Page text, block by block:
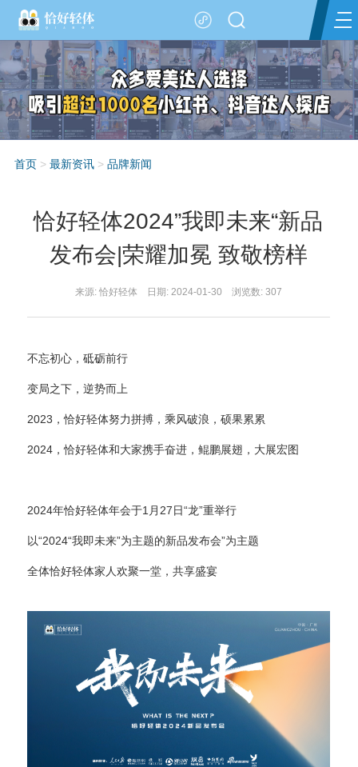
首页> 最新资讯> 品牌新闻
恰好轻体2024”我即未来“新品
发布会|荣耀加冕 致敬榜样
来源: 恰好轻体 日期: 2024-01-30 浏览数: 307
不忘初心，砥砺前行
变局之下，逆势而上
2023，恰好轻体努力拼搏，乘风破浪，硕果累累
2024，恰好轻体和大家携手奋进，鲲鹏展翅，大展宏图
2024年恰好轻体年会于1月27日“龙”重举行
以“2024“我即未来”为主题的新品发布会”为主题
全体恰好轻体家人欢聚一堂，共享盛宴